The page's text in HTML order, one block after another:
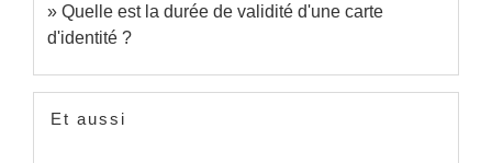
Quelle est la durée de validité d'une carte
d'identité ?
Et aussi